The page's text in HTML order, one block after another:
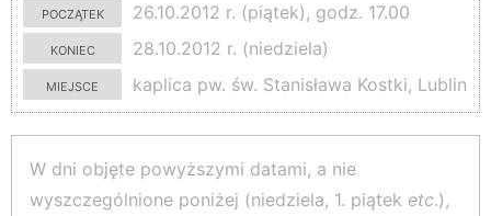
początek
26.10.2012 r. (piątek), godz. 17.00
koniec
28.10.2012 r. (niedziela)
miejsce
kaplica pw. św. Stanisława Kostki, Lublin
W dni objęte powyższymi datami, a nie
wyszczególnione poniżej (niedziela, 1. piątek etc.),